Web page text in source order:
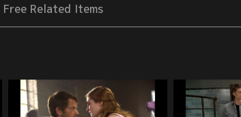
Free Related Items